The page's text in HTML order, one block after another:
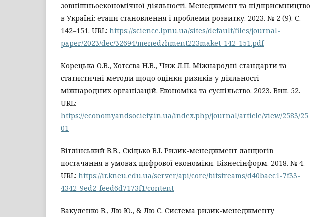
зовнішньоекономічної діяльності. Менеджмент та підприємництво
в Україні: етапи становлення і проблеми розвитку. 2023. № 2 (9). С.
142–151. URL: https://science.lpnu.ua/sites/default/files/journal-
paper/2023/dec/32694/menedzhment223maket-142-151.pdf
Корецька О.В., Хотєєва Н.В., Чиж Л.П. Міжнародні стандарти та
статистичні методи щодо оцінки ризиків у діяльності
міжнародних організацій. Економіка та суспільство. 2023. Вип. 52.
URL:
https://economyandsociety.in.ua/index.php/journal/article/view/2583/25
01
Вітлінський В.В., Скіцько В.І. Ризик-менеджмент ланцюгів
постачання в умовах цифрової економіки. Бізнесінформ. 2018. № 4.
URL: https://ir.kneu.edu.ua/server/api/core/bitstreams/d40baec1-7f33-
4342-9ed2-feed6d7173f1/content
Вакуленко В., Лю Ю., & Лю С. Система ризик-менеджменту